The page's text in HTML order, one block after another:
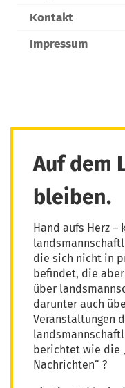
Kontakt
Impressum
Auf dem
bleiben.
Hand aufs Herz –
die sich nicht in
befindet, die
über
darunter auch
Veranstaltungen
berichtet wie die
Nachrichten“ ?